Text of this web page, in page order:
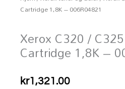
Cartridge 1,8K – 006R04821
Xerox C320 /
Cartridge 1,8K –
kr1,321.00